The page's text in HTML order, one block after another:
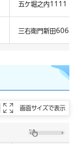
五ケ堀之内1111
三右衛門新田606-2
画面サイズで表示